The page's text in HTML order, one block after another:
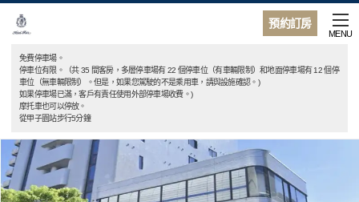
預約訂房
MENU
免費停車場。
停車位有限。（共 35 間客房，多層停車場有 22 個停車位（有車輛限制）和地面停車場有 12 個停
車位（無車輛限制）。但是，如果您駕駛的不是乘用車，請與設施確認。)
如果停車場已滿，客戶有責任使用外部停車場收費。)
摩托車也可以停放。
從甲子園站步行5分鐘